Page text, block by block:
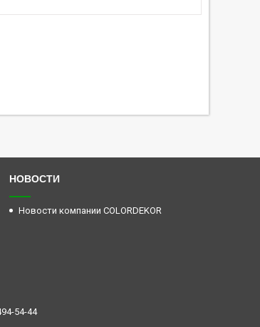
НОВОСТИ
Новости компании COLORDEKOR
54-44